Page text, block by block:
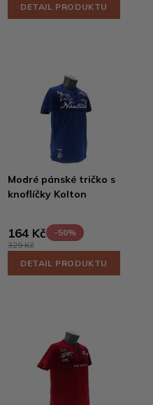
DETAIL PRODUKTU
Modré pánské tričko s
knoflíčky Kolton
164 Kč
-50%
329 Kč
DETAIL PRODUKTU